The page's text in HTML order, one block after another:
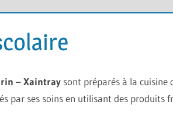
– Xaintraysont préparés à la cuisine
par ses soins en utilisant des produits